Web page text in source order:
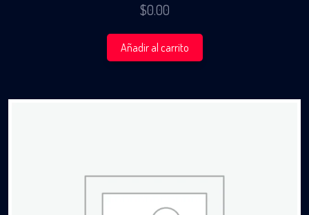
$0.00
Añadir al carrito